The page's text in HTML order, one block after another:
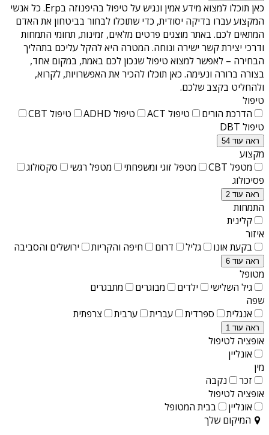
כאן תוכלו למצוא מידע אמין ונגיש על טיפול בהיפנוזה בErp
. כל אנשי
המקצוע עברו בדיקה יסודית, כדי שתוכלו לבחור בביטחון את האדם
המתאים לכם. באתר מוצגים פרטים מלאים, זמינות, תחומי התמחות
ודרכי יצירת קשר ישירה ונוחה. המטרה היא להקל עליכם בתהליך
הבחירה – לאפשר למצוא טיפול שנכון לכם באמת, במקום אחד,
בצורה ברורה ונעימה. כאן תוכלו להכיר את האפשרויות, לקרוא,
ולהחליט בקצב שלכם.
טיפול
הדרכת הורים
טיפול ACT טיפול ADHD
טיפול CBT
טיפול DBT
ראה עוד 54
מקצוע
מטפל CBT
מטפל זוגי ומשפחתי מטפל רגשי
סקסולוג
פסיכולוג
ראה עוד 2
התמחות
קלינית
איזור
בקעת אונו
גליל דרום חיפה והקריות ירושלים והסביבה
ראה עוד 6
מטופל
גיל השלישי
ילדים מבוגרים
מתבגרים
שפה
אנגלית
ספרדית עברית ערבית צרפתית
ראה עוד 1
אופציה לטיפול
אונליין
מין
זכר
נקבה
אופציה לטיפול
אונליין
בבית המטופל
המיקום שלך